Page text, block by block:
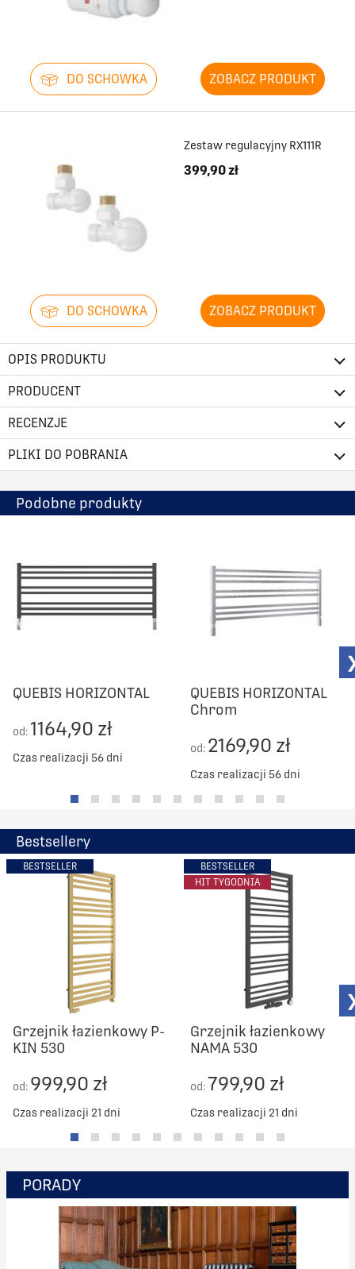
DO SCHOWKA ZOBACZ PRODUKT
Zestaw regulacyjny RX111R
399,90 zł
DO SCHOWKA ZOBACZ PRODUKT
OPIS PRODUKTU
PRODUCENT
RECENZJE
PLIKI DO POBRANIA
Podobne produkty
QUEBIS HORIZONTAL
od:1164,90 zł
Czas realizacji 56 dni
QUEBIS HORIZONTAL
Chrom
od: 2169,90 zł
Czas realizacji 56 dni
Bestsellery
BESTSELLER
Grzejnik łazienkowy P-
KIN 530
od: 999,90 zł
Czas realizacji 21 dni
BESTSELLER
HIT TYGODNIA
Grzejnik łazienkowy
NAMA 530
od:799,90 zł
Czas realizacji 21 dni
PORADY